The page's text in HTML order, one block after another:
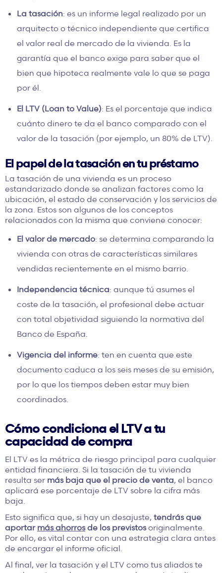
La tasación: es un informe legal realizado por un
arquitecto o técnico independiente que certifica
el valor real de mercado de la vivienda. Es la
garantía que el banco exige para saber que el
bien que hipoteca realmente vale lo que se paga
por él.
El LTV (Loan to Value): Es el porcentaje que indica
cuánto dinero te da el banco comparado con el
valor de la tasación (por ejemplo, un 80% de LTV).
El papel de la tasación en tu préstamo
La tasación de una vivienda es un proceso
estandarizado donde se analizan factores como la
ubicación, el estado de conservación y los servicios de
la zona. Estos son algunos de los conceptos
relacionados con la misma que conviene conocer:
El valor de mercado: se determina comparando la
vivienda con otras de características similares
vendidas recientemente en el mismo barrio.
Independencia técnica: aunque tú asumes el
coste de la tasación, el profesional debe actuar
con total objetividad siguiendo la normativa del
Banco de España.
Vigencia del informe: ten en cuenta que este
documento caduca a los seis meses de su emisión,
por lo que los tiempos deben estar muy bien
coordinados.
Cómo condiciona el LTV a tu
capacidad de compra
El LTV es la métrica de riesgo principal para cualquier
entidad financiera. Si la tasación de tu vivienda
resulta ser más baja que el precio de venta, el banco
aplicará ese porcentaje de LTV sobre la cifra más
baja.
Esto significa que, si hay un desajuste, tendrás que
aportar más ahorrosde los previstosoriginalmente.
Por ello, es vital contar con una estrategia clara antes
de encargar el informe oficial.
Al final, ver la tasación y el LTV como tus aliados te